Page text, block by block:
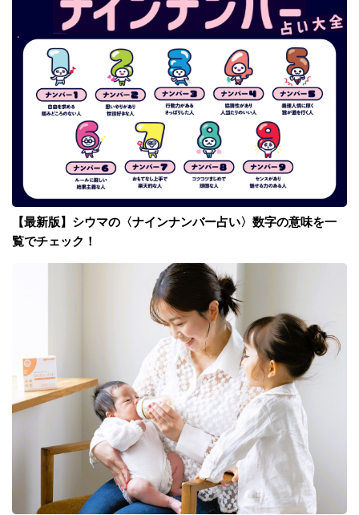
【最新版】シウマの〈ナインナンバー占い〉数字の意味を一
覧でチェック！